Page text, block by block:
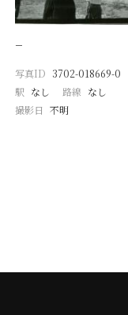
−
写真ID 3702-018669-0
駅 なし 路線 なし
撮影日 不明